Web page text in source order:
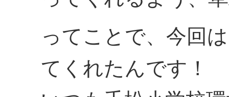
ってことで、今回
てくれたんです！